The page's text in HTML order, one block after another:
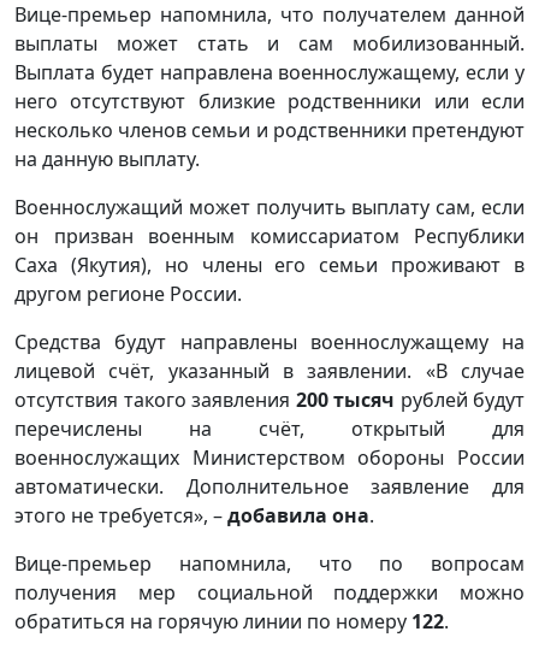
Вице-премьер напомнила, что получателем данной
выплаты может стать и сам мобилизованный.
Выплата будет направлена военнослужащему, если у
него отсутствуют близкие родственники или если
несколько членов семьи и родственники претендуют
на данную выплату.
Военнослужащий может получить выплату сам, если
он призван военным комиссариатом Республики
Саха (Якутия), но члены его семьи проживают в
другом регионе России.
Средства будут направлены военнослужащему на
лицевой счёт, указанный в заявлении. «В случае
отсутствия такого заявления 200 тысяч рублей будут
перечислены на счёт, открытый для
военнослужащих Министерством обороны России
автоматически. Дополнительное заявление для
этого не требуется», –добавила она.
Вице-премьер напомнила, что по вопросам
получения мер социальной поддержки можно
обратиться на горячую линии по номеру 122.